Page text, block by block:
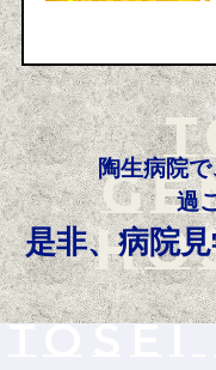
陶生病院
過
是非、病院
TOSEI